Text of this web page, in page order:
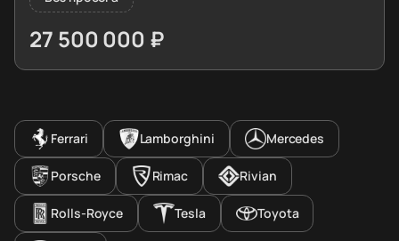
27 500 000 ₽
≈ 273 559€
Ferrari Lamborghini Mercedes
Porsche Rimac Rivian
Rolls-Royce Tesla Toyota